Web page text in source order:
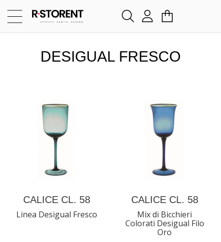
DESIGUAL FRESCO
CALICE CL. 58
Linea Desigual Fresco
CALICE CL. 58
Mix di Bicchieri
Colorati Desigual Filo
Oro